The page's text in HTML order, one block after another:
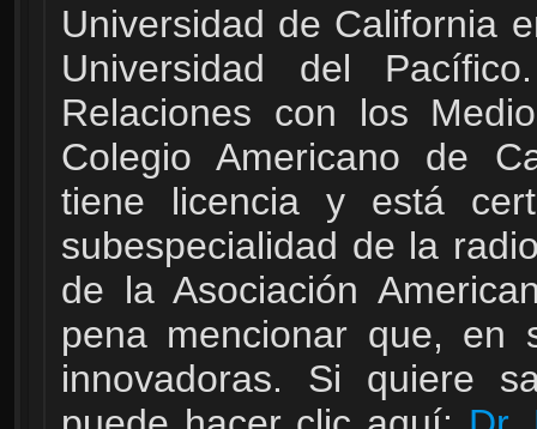
Universidad de California
Universidad del
Relaciones con los
Colegio Americano de
tiene licencia y está
subespecialidad de la
de la Asociación
pena mencionar que, en
innovadoras. Si quiere